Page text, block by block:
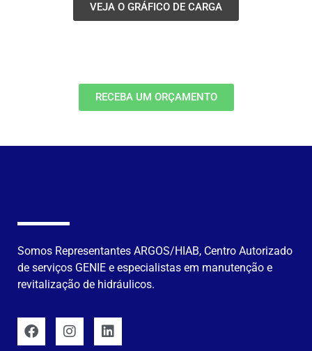
VEJA O GRÁFICO DE CARGA
RECEBA UM ORÇAMENTO
Somos Representantes ARGOS/HIAB, Centro Autorizado
de serviços GENIE e especialistas em manutenção e
revitalização de hidráulicos.